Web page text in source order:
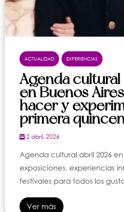
ACTUALIDAD EXPERIENCIAS
Agenda cultural
en Buenos
hacer y
primera
2 abril, 2026
Agenda cultural abril 2026
exposiciones, experiencias
festivales para todos los
Ver más